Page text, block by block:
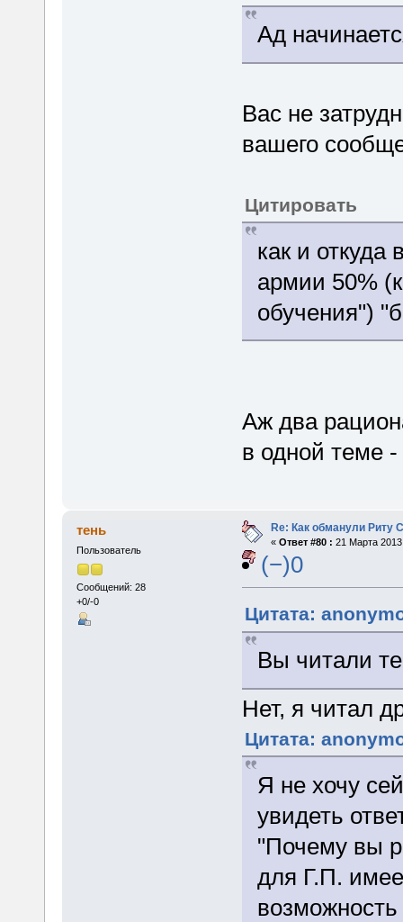
Ад
Вас не
вашего
Цитировать
как и откуда
армии 50%
обучения")
Аж два
в одной теме
тень
Пользователь
Сообщений: 28
+0/-0
Re: Как обманули Риту
« Ответ #80 : 21 Марта
(−)0
Цитата:
Вы читали
Нет, я читал
Цитата:
Я не хочу
увидеть
"Почему вы
для Г.П.